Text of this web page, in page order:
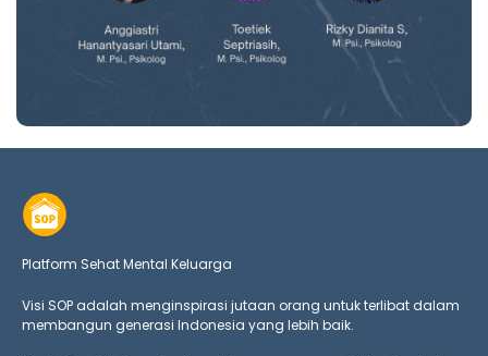
Platform Sehat Mental Keluarga
Visi SOP adalah menginspirasi jutaan orang untuk terlibat dalam
membangun generasi Indonesia yang lebih baik.